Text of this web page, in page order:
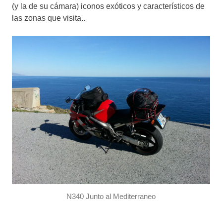
(y la de su cámara) iconos exóticos y característicos de
las zonas que visita..
N340 Junto al Mediterraneo